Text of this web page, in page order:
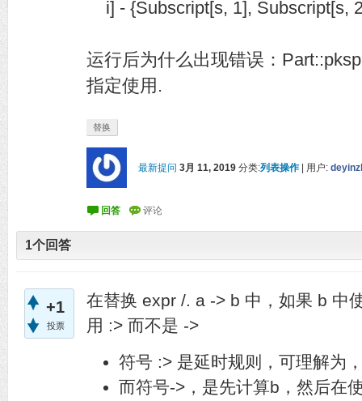
i] - {Subscript[s, 1], Subscript[s,
运行后为什么出现错误：
指定使用.
替换
最新提问 3月 11, 2019 分类:列表操作 用户:
1个回答
+1
投票
在替换 expr /. a -> b 中，如果 b 中
用 :> 而不是 ->
符号 :> 是延时规则，可理解为
而符号->，是先计算b，然后在